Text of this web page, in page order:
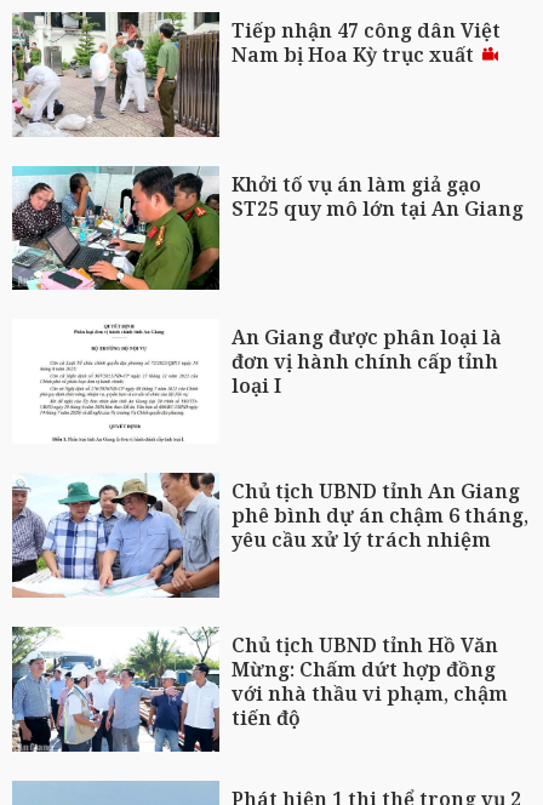
Tiếp nhận 47 công dân Việt
Nam bị Hoa Kỳ trục xuất
Khởi tố vụ án làm giả gạo
ST25 quy mô lớn tại An Giang
An Giang được phân loại là
đơn vị hành chính cấp tỉnh
loại I
Chủ tịch UBND tỉnh An Giang
phê bình dự án chậm 6 tháng,
yêu cầu xử lý trách nhiệm
Chủ tịch UBND tỉnh Hồ Văn
Mừng: Chấm dứt hợp đồng
với nhà thầu vi phạm, chậm
tiến độ
Phát hiện 1 thi thể trong vụ 2